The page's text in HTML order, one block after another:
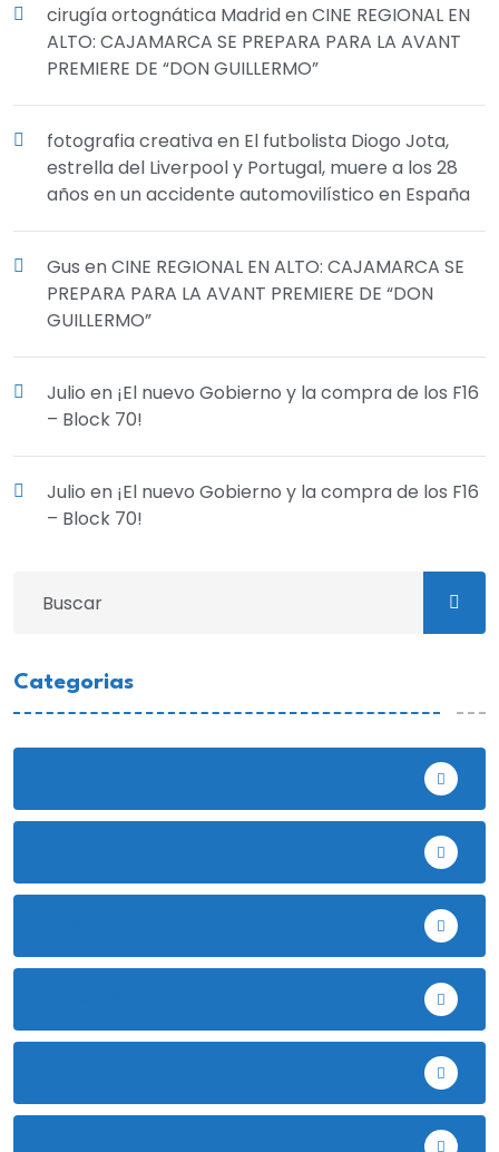
cirugía ortognática MadridenCINE REGIONAL EN
ALTO: CAJAMARCA SE PREPARA PARA LA AVANT
PREMIERE DE “DON GUILLERMO”
fotografia creativaen El futbolista Diogo Jota,
estrella del Liverpool y Portugal, muere a los 28
años en un accidente automovilístico en España
Gus enCINE REGIONAL EN ALTO: CAJAMARCA SE
PREPARA PARA LA AVANT PREMIERE DE “DON
GUILLERMO”
Julio en ¡El nuevo Gobierno y la compra de los F16
– Block 70!
Julio en ¡El nuevo Gobierno y la compra de los F16
– Block 70!
Categorias